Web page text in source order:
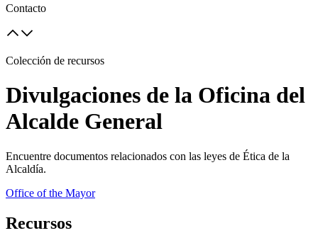
Contacto
Colección de recursos
Divulgaciones de la Oficina del
Alcalde General
Encuentre documentos relacionados con las leyes de Ética de la
Alcaldía.
Office of the Mayor
Recursos